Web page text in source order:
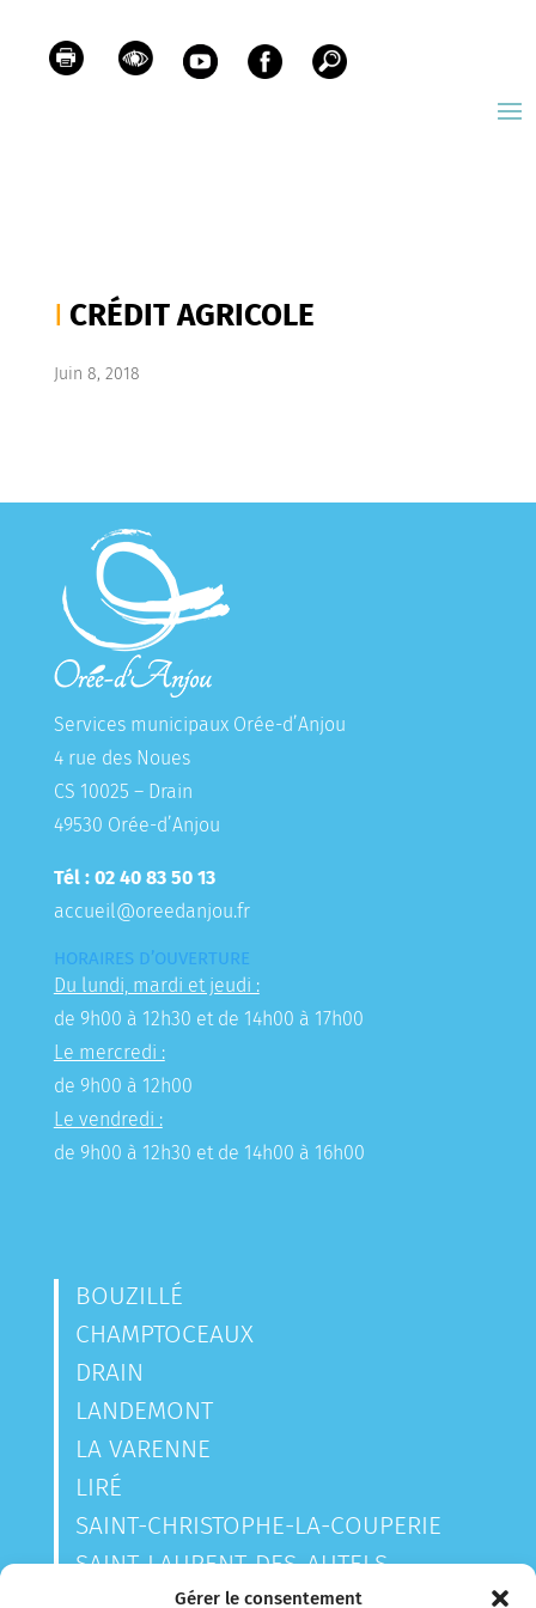
Gérer le consentement
CRÉDIT AGRICOLE
Juin 8, 2018
Services municipaux Orée-d’Anjou
4 rue des Noues
CS 10025 – Drain
49530 Orée-d’Anjou
Tél : 02 40 83 50 13
accueil@oreedanjou.fr
HORAIRES D’OUVERTURE
Du lundi, mardi et jeudi :
de 9h00 à 12h30 et de 14h00 à 17h00
Le mercredi :
de 9h00 à 12h00
Le vendredi :
de 9h00 à 12h30 et de 14h00 à 16h00
BOUZILLÉ
CHAMPTOCEAUX
DRAIN
LANDEMONT
LA VARENNE
LIRÉ
SAINT-CHRISTOPHE-LA-COUPERIE
SAINT-LAURENT-DES-AUTELS
SAINT-SAUVEUR-DE-LANDEMONT